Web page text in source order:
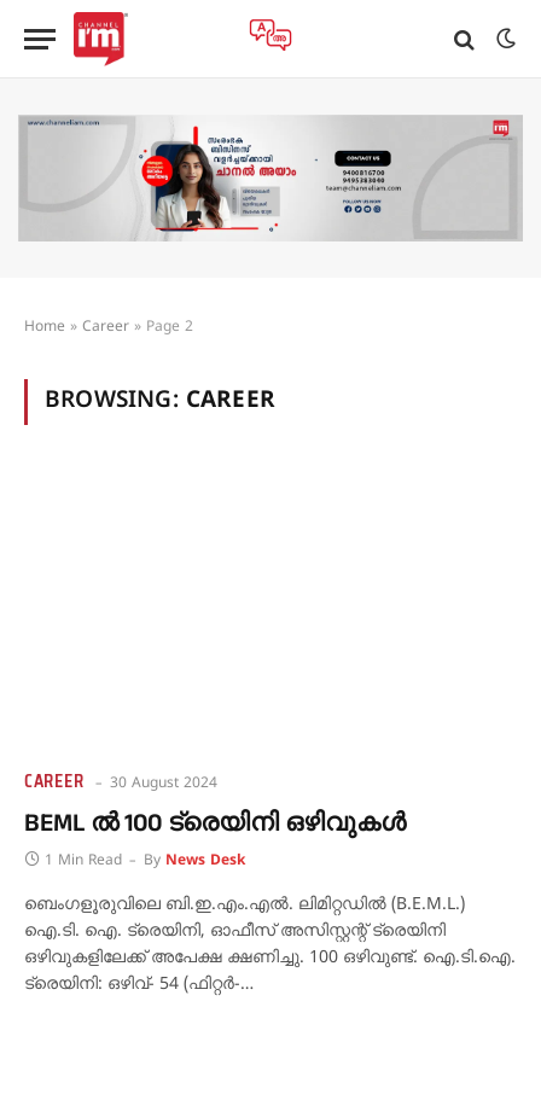
Home » Career » Page 2
BROWSING: CAREER
CAREER 30 August 2024
BEML ൽ 100 ട്രെയിനി ഒഴിവുകൾ
1 Min Read By News Desk
ബെംഗളൂരുവിലെ ബി.ഇ.എം.എല്‍. ലിമിറ്റഡില്‍ (B.E.M.L.)
ഐ.ടി. ഐ. ട്രെയിനി, ഓഫീസ് അസിസ്റ്റന്റ് ട്രെയിനി
ഒഴിവുകളിലേക്ക് അപേക്ഷ ക്ഷണിച്ചു. 100 ഒഴിവുണ്ട്. ഐ.ടി.ഐ.
ട്രെയിനി: ഒഴിവ്- 54 (ഫിറ്റര്‍-…